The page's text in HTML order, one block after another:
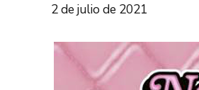
2 de julio de 2021